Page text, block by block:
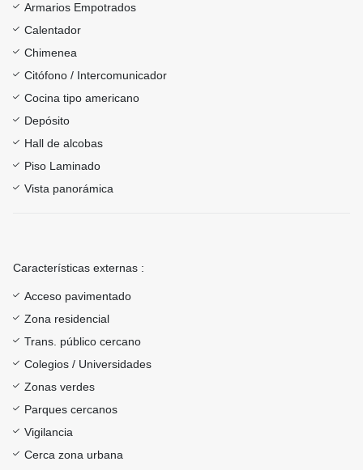
Armarios Empotrados
Calentador
Chimenea
Citófono / Intercomunicador
Cocina tipo americano
Depósito
Hall de alcobas
Piso Laminado
Vista panorámica
Características externas :
Acceso pavimentado
Zona residencial
Trans. público cercano
Colegios / Universidades
Zonas verdes
Parques cercanos
Vigilancia
Cerca zona urbana